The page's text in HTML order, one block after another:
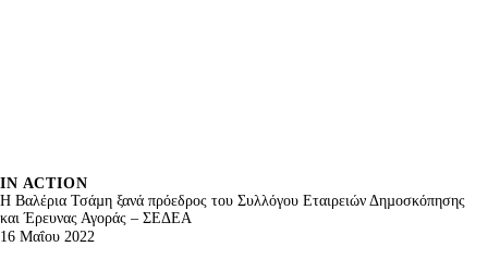
IN ACTION
Η Βαλέρια Τσάµη ξανά πρόεδρος του Συλλόγου Εταιρειών Δηµοσκόπησης
και Έρευνας Αγοράς – ΣΕΔΕΑ
16 Μαΐου 2022